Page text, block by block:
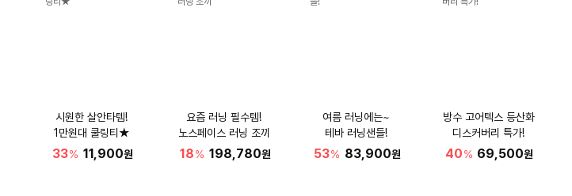
시원한 살안타템!
1만원대 쿨링티★
33% 11,900원
요즘 러닝 필수템!
노스페이스 러닝 조끼
18% 198,780원
여름 러닝에는~
테바 러닝샌들!
53% 83,900원
방수 고어텍스 등산화
디스커버리 특가!
40% 69,500원